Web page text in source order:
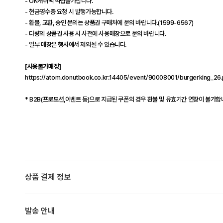
- 현금영수증 요청 시 발행가능합니다.
- 환불, 교환, 승인 문의는 상품권 구매처에 문의 바랍니다.(1599-6567)
- 다량의 상품권 사용 시 사전에 사용매장으로 문의 바랍니다.
- 일부 매장은 행사에서 제외될 수 있습니다.
[사용불가매장]
https://atom.donutbook.co.kr:14405/event/90008001/
* B2B(프로모션,이벤트 등)으로 지급된 쿠폰의 경우 환불 및 유효기간 연장이 불가합
상품 결제 정보
발송 안내